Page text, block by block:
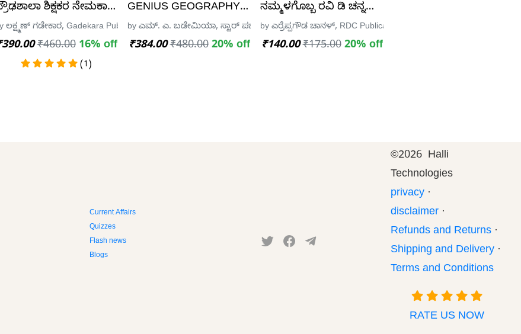
KAIPIDI (SURESH MANVI)
ಶಿಕ್ಷಕರ ನೇಮಕಾತಿ ಪ್ರಶ್ನೋತ್ತರ ಮಾಲಿಕೆ ಪತ್ರಿಕೆ-2 ಸಮಾಜ ವಿಜ್ಞಾನ | Laxman Gadekar
ಲಕ್ಷ್ಮಣ್ ಗಡೇಕಾರ, Gadekara Publicaion
₹460.00 16% off
(1)
GENIUS GEOGRAPHY - M A Bademiya
by ಎಮ್. ಎ. ಬಡೇಮಿಯಾ, ಸ್ಟಾರ್ ಪಬ್ಲಿಕೇಷನ್ ಧಾರವಾಡ
₹384.00 ₹480.00 20% off
ನಮ್ಮಳಗೊಬ್ಬ ರವಿ ಡಿ ಚನ್ನಣ್ಣನವರ - ಎರ್ರೆಪ್ಪಗೌಡ ಚಾನಳ್ |
by ಎರ್ರೆಪ್ಪಗೌಡ ಚಾನಳ್, RDC Publication
₹140.00 ₹175.00 20% off
Current Affairs
Quizzes
Flash news
Blogs
©2026 Halli
Technologies
privacy ·
disclaimer ·
Refunds and Returns ·
Shipping and Delivery ·
Terms and Conditions
RATE US NOW